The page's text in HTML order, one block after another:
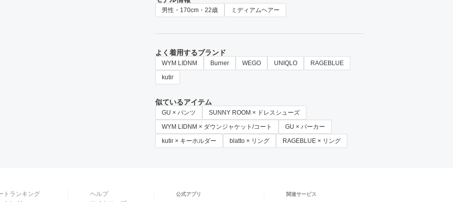
男性・170cm・22歳 ミディアムヘアー
よく着用するブランド
WYM LIDNM Burner WEGO UNIQLO
RAGEBLUE
kutir
似ているアイテム
GU × パンツ
SUNNY ROOM × ドレスシューズ
WYM LIDNM × ダウンジャケット/コート
GU × パーカー
kutir × キーホルダー
blatto × リング RAGEBLUE × リング
トランキング
ヘルプ
公式アプリ 関連サービス